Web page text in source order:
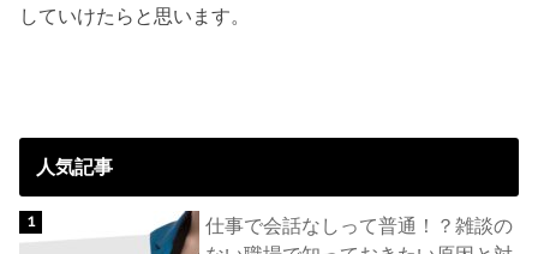
していけたらと思います。
人気記事
仕事で会話なしって普通！？雑談の